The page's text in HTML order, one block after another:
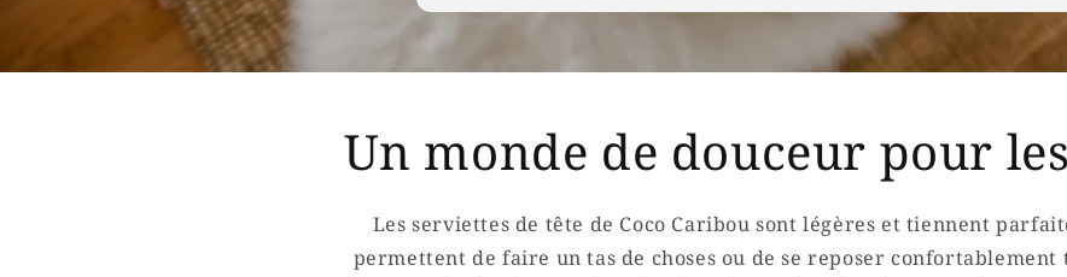
Un monde de douceur pour
Les serviettes de tête de Coco Caribou sont légères et tiennent
permettent de faire un tas de choses ou de se reposer confortablement